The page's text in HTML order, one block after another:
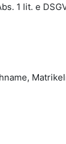
1 lit. e